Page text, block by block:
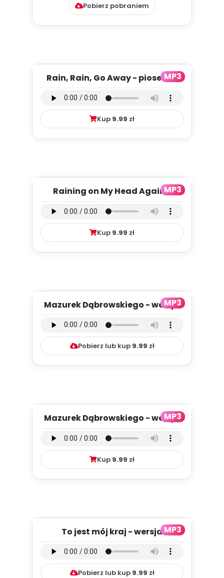
Pobierz pobraniem
MP3
Rain, Rain, Go Away - piosenka
Kup 9.99 zł
MP3
Raining on My Head Again -
Kup 9.99 zł
MP3
Mazurek Dąbrowskiego - wersja
Pobierz lub kup 9.99 zł
MP3
Mazurek Dąbrowskiego - wersja
Kup 9.99 zł
MP3
To jest mój kraj - wersja
Pobierz lub kup 9.99 zł